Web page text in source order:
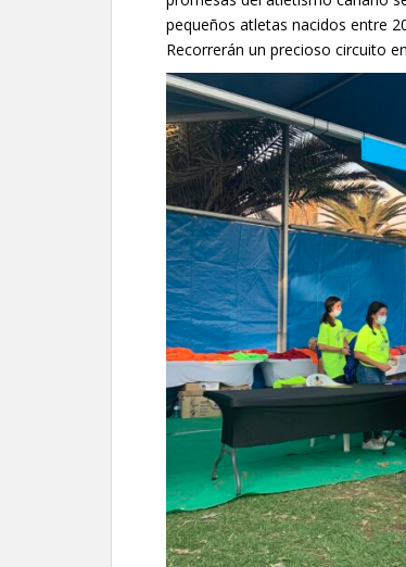
pequeños atletas nacidos entre
Recorrerán un precioso circuito